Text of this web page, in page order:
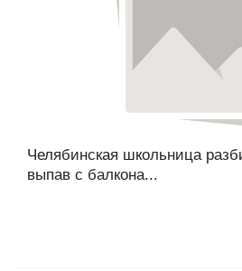
Челябинская школьница
выпав с балкона...